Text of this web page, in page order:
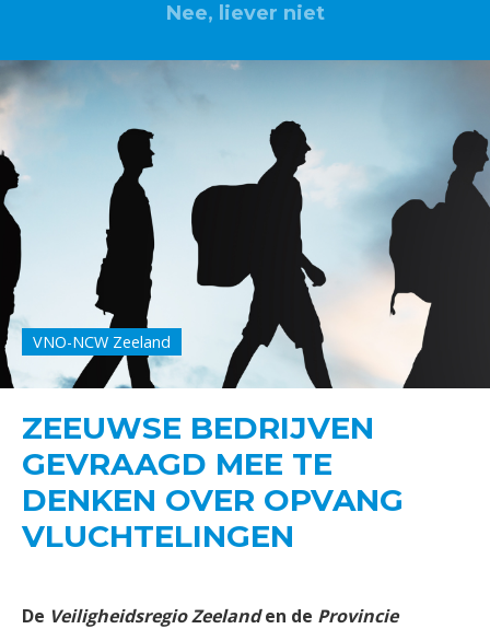
Nee, liever niet
VNO-NCW Zeeland
ZEEUWSE BEDRIJVEN
GEVRAAGD MEE TE
DENKEN OVER OPVANG
VLUCHTELINGEN
De Veiligheidsregio Zeelanden de Provincie